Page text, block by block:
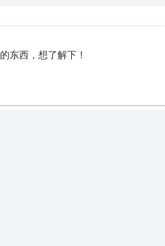
东西，想了解下！